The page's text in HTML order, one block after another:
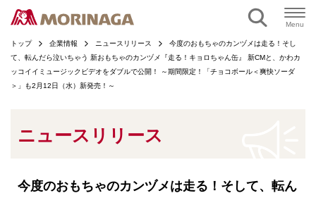
Menu
トップ 企業情報 ニュースリリース
今度のおもちゃのカンヅメは走る！そし
て、転んだら泣いちゃう 新おもちゃのカンヅメ『走る！キョロちゃん缶』 新CMと、かわカ
ッコイイミュージックビデオをダブルで公開！ ～期間限定！「チョコボール＜爽快ソーダ
＞」も2月12日（水）新発売！～
ニュースリリース
今度のおもちゃのカンヅメは走る！そして、転ん